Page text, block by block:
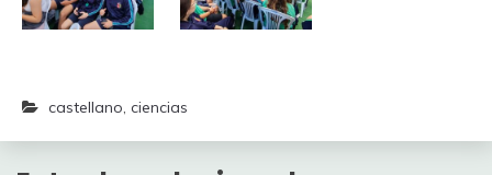
castellano, ciencias